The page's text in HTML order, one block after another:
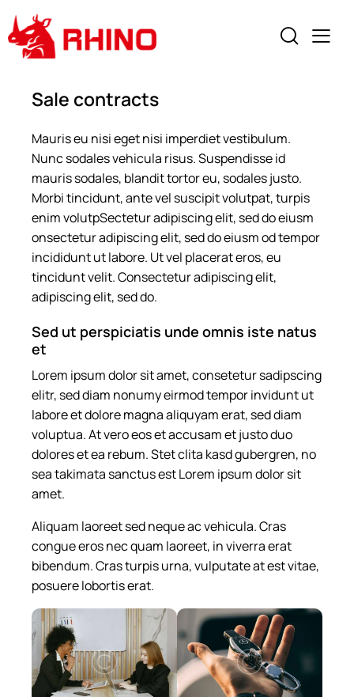
Sale contracts
Mauris eu nisi eget nisi imperdiet vestibulum.
Nunc sodales vehicula risus. Suspendisse id
mauris sodales, blandit tortor eu, sodales justo.
Morbi tincidunt, ante vel suscipit volutpat, turpis
enim volutpSectetur adipiscing elit, sed do eiusm
onsectetur adipiscing elit, sed do eiusm od tempor
incididunt ut labore. Ut vel placerat eros, eu
tincidunt velit. Consectetur adipiscing elit,
adipiscing elit, sed do.
Sed ut perspiciatis unde omnis iste natus
et
Lorem ipsum dolor sit amet, consetetur sadipscing
elitr, sed diam nonumy eirmod tempor invidunt ut
labore et dolore magna aliquyam erat, sed diam
voluptua. At vero eos et accusam et justo duo
dolores et ea rebum. Stet clita kasd gubergren, no
sea takimata sanctus est Lorem ipsum dolor sit
amet.
Aliquam laoreet sed neque ac vehicula. Cras
congue eros nec quam laoreet, in viverra erat
bibendum. Cras turpis urna, vulputate at est vitae,
posuere lobortis erat.